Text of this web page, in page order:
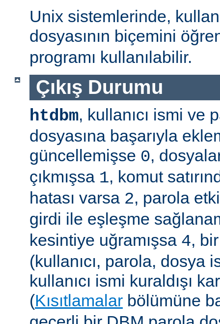
Unix sistemlerinde,
dosyasının biçemini
programı kullanılabilir.
Çıkış Durumu
htdbm, kullanıcı ismi ve
dosyasına başarıyla
güncellemişse 0,
çıkmışsa 1, komut
hatası varsa 2, parola
girdi ile eşleşme
kesintiye uğramışsa 4,
(kullanıcı, parola, dosya
kullanıcı ismi kuraldışı
(Kısıtlamalar bölümüne